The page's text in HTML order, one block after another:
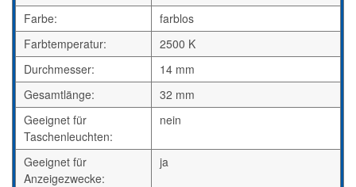
Farbe:
farblos
Farbtemperatur:
2500 K
Durchmesser:
14 mm
Gesamtlänge:
32 mm
Geeignet für
Taschenleuchten:
nein
Geeignet für
Anzeigezwecke:
ja